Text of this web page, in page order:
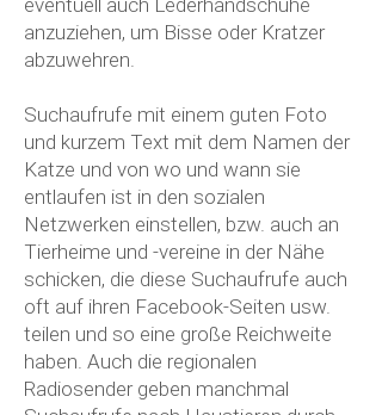
anzuziehen, um Bisse oder Kratzer
abzuwehren.
Suchaufrufe mit einem guten Foto
und kurzem Text mit dem Namen der
Katze und von wo und wann sie
entlaufen ist in den sozialen
Netzwerken einstellen, bzw. auch an
Tierheime und -vereine in der Nähe
schicken, die diese Suchaufrufe auch
oft auf ihren Facebook-Seiten usw.
teilen und so eine große Reichweite
haben. Auch die regionalen
Radiosender geben manchmal